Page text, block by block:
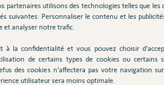
Installer un store banne filaire ou non filaire
sur
4réponses
partenaires utilisons des technologies telles que les
suivantes: Personnaliser le contenu et les
et analyser notre trafic.
à la confidentialité et vous pouvez choisir
de certains types de cookies ou certains
des cookies n’affectera pas votre navigation
utilisateur sera moins optimale.